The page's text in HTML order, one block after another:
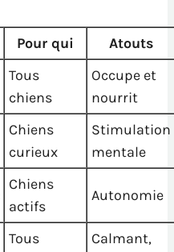
Pour qui Atouts
Tous
chiens
Occupe et
nourrit
Chiens
curieux
Stimulation
mentale
Chiens
actifs
Autonomie
Tous
Calmant,